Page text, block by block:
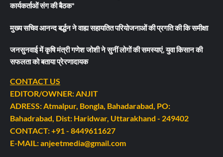
कार्यकर्ताओं संग की बैठक*
मुख्य सचिव आनन्द बर्द्धन ने वाह्य सहायतित परियोजनाओं की प्रगति की कि समीक्षा
जनसुनवाई में कृषि मंत्री गणेश जोशी ने सुनीं लोगों की समस्याएं, युवा किसान की
सफलता को बताया प्रेरणादायक
CONTACT US
EDITOR/OWNER: ANJIT
ADRESS: Atmalpur, Bongla, Bahadarabad, PO:
Bahadrabad, Dist: Haridwar, Uttarakhand - 249402
CONTACT: +91 - 8449611627
E-MAIL: anjeetmedia@gmail.com